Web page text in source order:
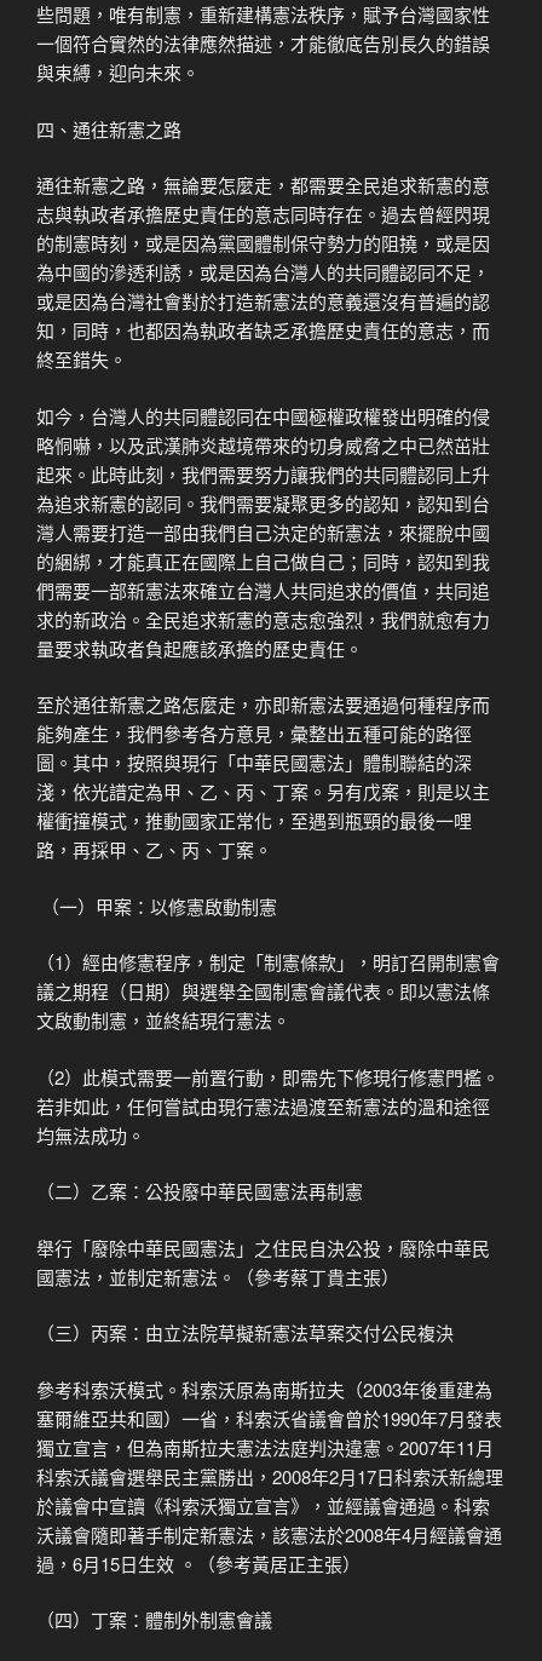
些問題，唯有制憲，重新建構憲法秩序，賦予台灣國家性
一個符合實然的法律應然描述，才能徹底告別長久的錯誤
與束縛，迎向未來。
四、通往新憲之路
通往新憲之路，無論要怎麼走，都需要全民追求新憲的意
志與執政者承擔歷史責任的意志同時存在。過去曾經閃現
的制憲時刻，或是因為黨國體制保守勢力的阻撓，或是因
為中國的滲透利誘，或是因為台灣人的共同體認同不足，
或是因為台灣社會對於打造新憲法的意義還沒有普遍的認
知，同時，也都因為執政者缺乏承擔歷史責任的意志，而
終至錯失。
如今，台灣人的共同體認同在中國極權政權發出明確的侵
略恫嚇，以及武漢肺炎越境帶來的切身威脅之中已然茁壯
起來。此時此刻，我們需要努力讓我們的共同體認同上升
為追求新憲的認同。我們需要凝聚更多的認知，認知到台
灣人需要打造一部由我們自己決定的新憲法，來擺脫中國
的綑綁，才能真正在國際上自己做自己；同時，認知到我
們需要一部新憲法來確立台灣人共同追求的價值，共同追
求的新政治。全民追求新憲的意志愈強烈，我們就愈有力
量要求執政者負起應該承擔的歷史責任。
至於通往新憲之路怎麼走，亦即新憲法要通過何種程序而
能夠產生，我們參考各方意見，彙整出五種可能的路徑
圖。其中，按照與現行「中華民國憲法」體制聯結的深
淺，依光譜定為甲、乙、丙、丁案。另有戊案，則是以主
權衝撞模式，推動國家正常化，至遇到瓶頸的最後一哩
路，再採甲、乙、丙、丁案。
（一）甲案：以修憲啟動制憲
（1）經由修憲程序，制定「制憲條款」，明訂召開制憲會
議之期程（日期）與選舉全國制憲會議代表。即以憲法條
文啟動制憲，並終結現行憲法。
（2）此模式需要一前置行動，即需先下修現行修憲門檻。
若非如此，任何嘗試由現行憲法過渡至新憲法的溫和途徑
均無法成功。
（二）乙案：公投廢中華民國憲法再制憲
舉行「廢除中華民國憲法」之住民自決公投，廢除中華民
國憲法，並制定新憲法。（參考蔡丁貴主張）
（三）丙案：由立法院草擬新憲法草案交付公民複決
參考科索沃模式。科索沃原為南斯拉夫（2003年後重建為
塞爾維亞共和國）一省，科索沃省議會曾於1990年7月發表
獨立宣言，但為南斯拉夫憲法法庭判決違憲。2007年11月
科索沃議會選舉民主黨勝出，2008年2月17日科索沃新總理
於議會中宣讀《科索沃獨立宣言》，並經議會通過。科索
沃議會隨即著手制定新憲法，該憲法於2008年4月經議會通
過，6月15日生效 。（參考黃居正主張）
（四）丁案：體制外制憲會議